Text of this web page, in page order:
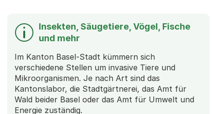
Insekten, Säugetiere, Vögel, Fische
und mehr
Im Kanton Basel-Stadt kümmern sich
verschiedene Stellen um invasive Tiere und
Mikroorganismen. Je nach Art sind das
Kantonslabor, die Stadtgärtnerei, das Amt für
Wald beider Basel oder das Amt für Umwelt und
Energie zuständig.